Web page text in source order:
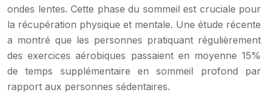
ondes lentes. Cette phase du sommeil est cruciale pour
la récupération physique et mentale. Une étude récente
a montré que les personnes pratiquant régulièrement
des exercices aérobiques passaient en moyenne 15%
de temps supplémentaire en sommeil profond par
rapport aux personnes sédentaires.